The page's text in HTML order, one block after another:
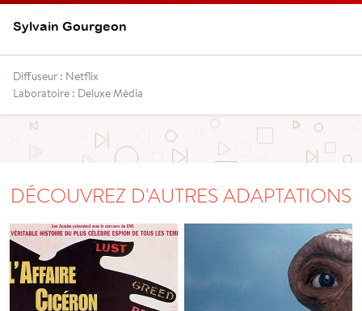
Sylvain Gourgeon
Diffuseur : Netflix
Laboratoire : Deluxe Média
DÉCOUVREZ D'AUTRES ADAPTATIONS